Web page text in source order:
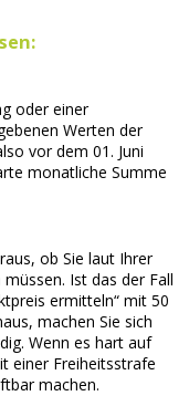
oder einer
Werten der
vor dem 01. Juni
monatliche Summe
ob Sie laut Ihrer
Ist das der Fall
ermitteln“ mit 50
machen Sie sich
Wenn es hart auf
einer Freiheitsstrafe
machen.